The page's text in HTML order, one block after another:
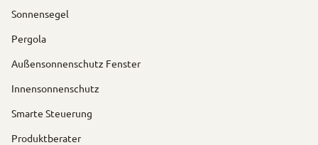
Sonnensegel
Pergola
Außensonnenschutz Fenster
Innensonnenschutz
Smarte Steuerung
Produktberater